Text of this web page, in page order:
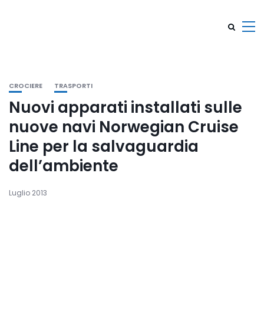
CROCIERE TRASPORTI
Nuovi apparati installati sulle
nuove navi Norwegian Cruise
Line per la salvaguardia
dell’ambiente
Luglio 2013